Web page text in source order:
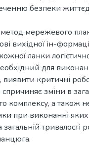
безпеки
мережевого
вихідної ін-
ланки
для
виявити критичні
зміни в
комплексу, а також
при виконанні
тривалості